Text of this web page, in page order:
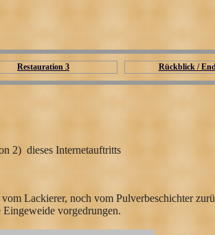
Restauration 3 Rückblick /
2) dieses Internetauftritts
Lackierer, noch vom Pulverbeschichter
vorgedrungen.